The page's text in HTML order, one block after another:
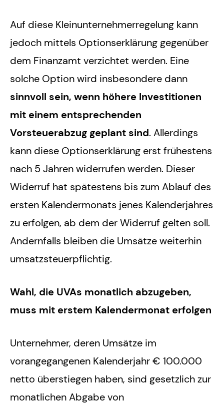
Auf diese Kleinunternehmerregelung kann
jedoch mittels Optionserklärung gegenüber
dem Finanzamt verzichtet werden. Eine
solche Option wird insbesondere dann
sinnvoll sein, wenn höhere Investitionen
mit einem entsprechenden
Vorsteuerabzug geplant sind. Allerdings
kann diese Optionserklärung erst frühestens
nach 5 Jahren widerrufen werden. Dieser
Widerruf hat spätestens bis zum Ablauf des
ersten Kalendermonats jenes Kalenderjahres
zu erfolgen, ab dem der Widerruf gelten soll.
Andernfalls bleiben die Umsätze weiterhin
umsatzsteuerpflichtig.
Wahl, die UVAs monatlich abzugeben,
muss mit erstem Kalendermonat erfolgen
Unternehmer, deren Umsätze im
vorangegangenen Kalenderjahr € 100.000
netto überstiegen haben, sind gesetzlich zur
monatlichen Abgabe von